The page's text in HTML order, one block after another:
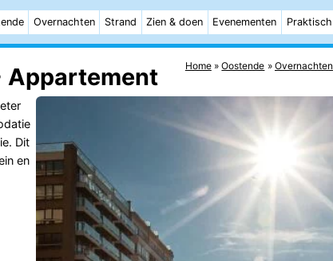
Overnachten Strand Zien & doen Evenementen Praktisch
Home Oostende Overnachten
Dit
en